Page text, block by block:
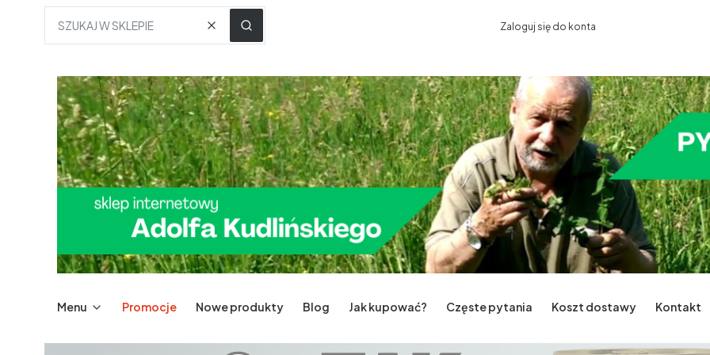
WyczyśćSZUKAJ W SKLEPIE Zaloguj się do konta
Menu Promocje Nowe produkty Blog Jak kupować? Częste pytania Koszt dostawy Kontakt